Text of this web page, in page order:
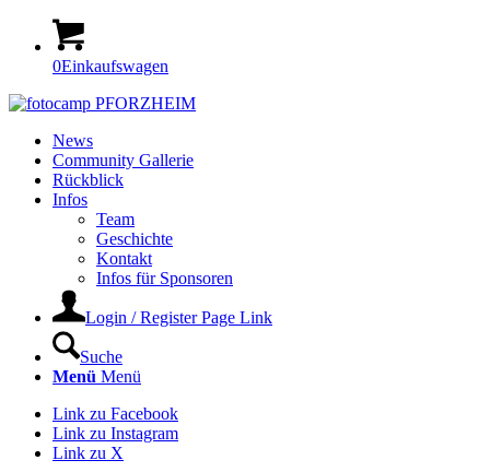
0Einkaufswagen
News
Community Gallerie
Rückblick
Infos
Team
Geschichte
Kontakt
Infos für Sponsoren
Login / Register Page Link
Suche
Menü Menü
Link zu Facebook
Link zu Instagram
Link zu X